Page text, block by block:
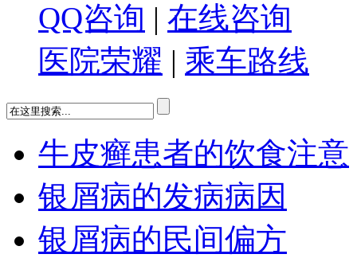
QQ咨询 | 在线咨询
医院荣耀 | 乘车路线
牛皮癣患者的饮食注意
银屑病的发病病因
银屑病的民间偏方